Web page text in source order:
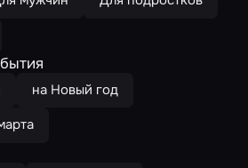
на Новый год